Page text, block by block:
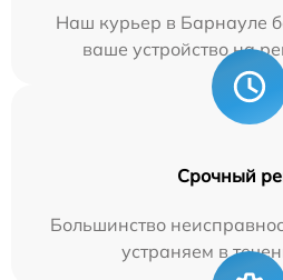
Наш курьер в Барнауле
ваше устройство на
Срочный
Большинство
устраняем в